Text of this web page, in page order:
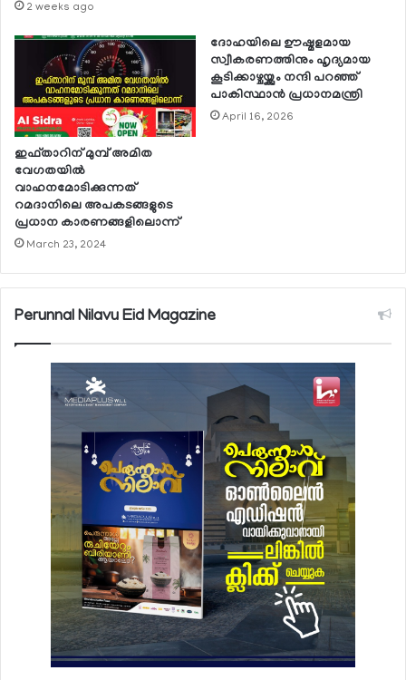
2 weeks ago
ഇഫ്താറിന് മുമ്പ് അമിത
വേഗതയില്‍
വാഹനമോടിക്കുന്നത്
റമദാനിലെ അപകടങ്ങളുടെ
പ്രധാന കാരണങ്ങളിലൊന്ന്
March 23, 2024
ദോഹയിലെ ഊഷ്മളമായ
സ്വീകരണത്തിനും ഹൃദ്യമായ
കൂടിക്കാഴ്ചയ്ക്കും നന്ദി പറഞ്ഞ്
പാകിസ്ഥാന്‍ പ്രധാനമന്ത്രി
April 16, 2026
Perunnal Nilavu Eid Magazine